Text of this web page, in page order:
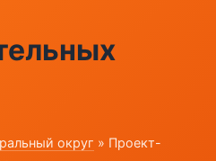
округ » Проект-